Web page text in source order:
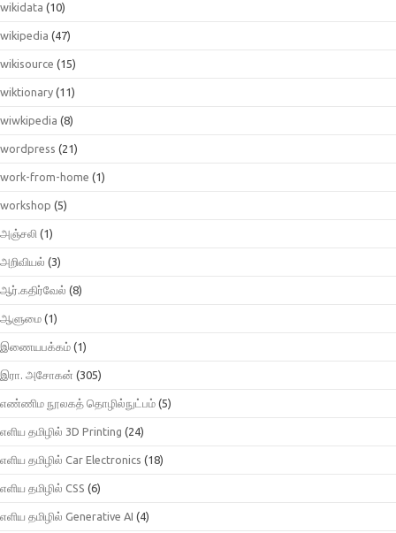
wikidata (10)
wikipedia (47)
wikisource (15)
wiktionary (11)
wiwkipedia (8)
wordpress (21)
work-from-home (1)
workshop (5)
அஞ்சலி (1)
அறிவியல் (3)
ஆர்.கதிர்வேல் (8)
ஆளுமை (1)
இணையபக்கம் (1)
இரா. அசோகன் (305)
எண்ணிம நூலகத் தொழில்நுட்பம் (5)
எளிய தமிழில் 3D Printing (24)
எளிய தமிழில் Car Electronics (18)
எளிய தமிழில் CSS (6)
எளிய தமிழில் Generative AI (4)